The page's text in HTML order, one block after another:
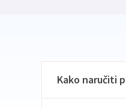
Kako naručiti